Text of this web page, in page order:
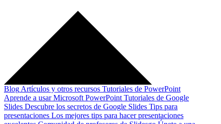
Blog Artículos y otros recursos Tutoriales de PowerPoint
Aprende a usar Microsoft PowerPoint Tutoriales de Google
Slides Descubre los secretos de Google Slides Tips para
presentaciones Los mejores tips para hacer presentaciones